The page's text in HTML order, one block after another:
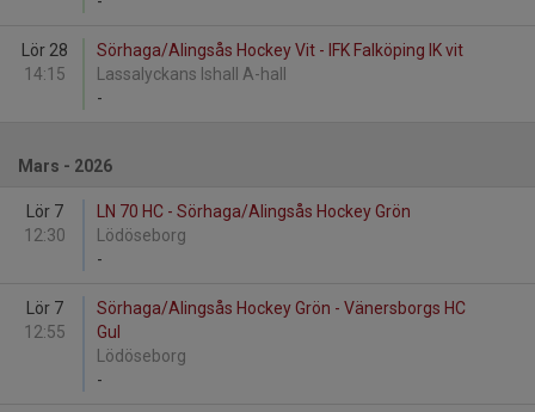
Lör 28
14:15
Sörhaga/Alingsås Hockey Vit - IFK Falköping IK vit
Lassalyckans Ishall A-hall
-
Mars - 2026
Lör 7
12:30
LN 70 HC - Sörhaga/Alingsås Hockey Grön
Lödöseborg
-
Lör 7
12:55
Sörhaga/Alingsås Hockey Grön - Vänersborgs HC
Gul
Lödöseborg
-